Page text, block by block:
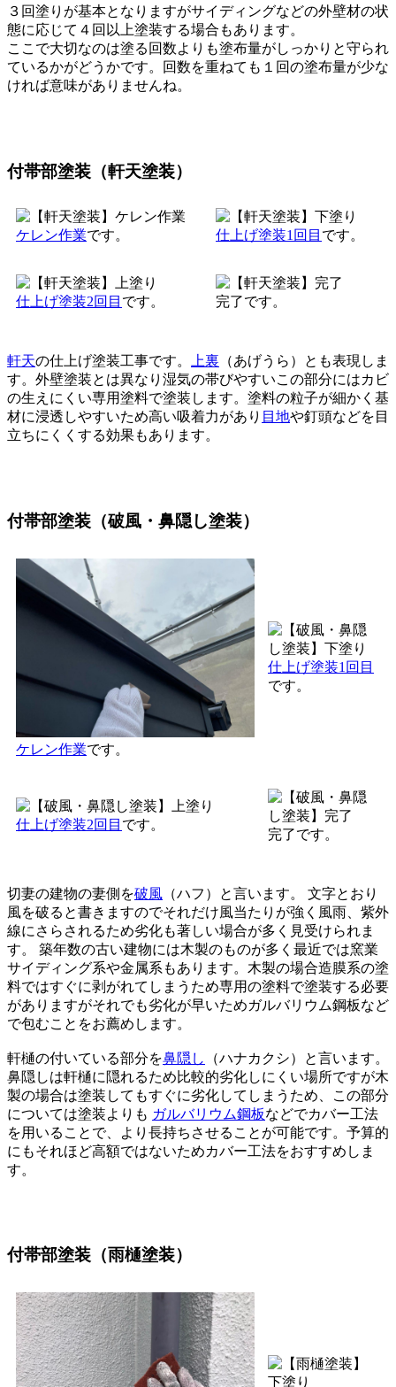
３回塗りが基本となりますがサイディングなどの外壁材の状
態に応じて４回以上塗装する場合もあります。
ここで大切なのは塗る回数よりも塗布量がしっかりと守られ
ているかがどうかです。回数を重ねても１回の塗布量が少な
ければ意味がありませんね。
付帯部塗装（軒天塗装）
ケレン作業です。 仕上げ塗装1回目 です。
仕上げ塗装2回目 です。 完了です。
軒天の仕上げ塗装工事です。 上裏 （あげうら）とも表現しま
す。外壁塗装とは異なり湿気の帯びやすいこの部分にはカビ
の生えにくい専用塗料で塗装します。塗料の粒子が細かく基
材に浸透しやすいため高い吸着力があり 目地や釘頭などを目
立ちにくくする効果もあります。
付帯部塗装（破風・鼻隠し塗装）
ケレン作業です。
仕上げ塗装1回目
です。
仕上げ塗装2回目 です。
完了です。
切妻の建物の妻側を破風 （ハフ）と言います。 文字とおり
風を破ると書きますのでそれだけ風当たりが強く風雨、紫外
線にさらされるため劣化も著しい場合が多く見受けられま
す。 築年数の古い建物には木製のものが多く最近では窯業
サイディング系や金属系もあります。木製の場合造膜系の塗
料ではすぐに剥がれてしまうため専用の塗料で塗装する必要
がありますがそれでも劣化が早いためガルバリウム鋼板など
で包むことをお薦めします。
軒樋の付いている部分を鼻隠し
（ハナカクシ）と言います。
鼻隠しは軒樋に隠れるため比較的劣化しにくい場所ですが木
製の場合は塗装してもすぐに劣化してしまうため、この部分
については塗装よりも ガルバリウム鋼板などでカバー工法
を用いることで、より長持ちさせることが可能です。予算的
にもそれほど高額ではないためカバー工法をおすすめしま
す。
付帯部塗装（雨樋塗装）